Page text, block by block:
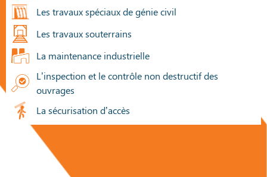
Les travaux spéciaux de génie civil
Les travaux souterrains
La maintenance industrielle
L’inspection et le contrôle non destructif des
ouvrages
La sécurisation d’accès